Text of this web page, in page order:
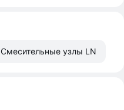
Смесительные узлы LN